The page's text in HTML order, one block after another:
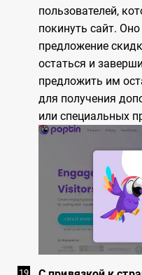
пользователей,
покинуть сайт.
предложение
остаться и
предложить им
для получения
или специальных